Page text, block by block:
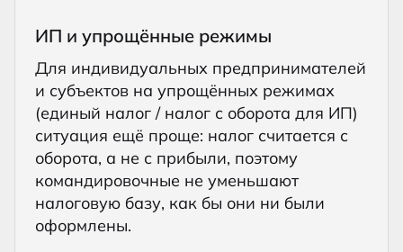
ИП и упрощённые режимы
Для индивидуальных предпринимателей
и субъектов на упрощённых режимах
(единый налог / налог с оборота для ИП)
ситуация ещё проще: налог считается с
оборота, а не с прибыли, поэтому
командировочные не уменьшают
налоговую базу, как бы они ни были
оформлены.